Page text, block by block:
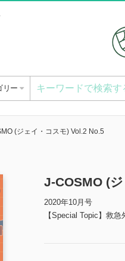
リー
(ジェイ・コスモ) Vol.2 No.5
J-COSMO (
2020年10月号
【Special Topic】救